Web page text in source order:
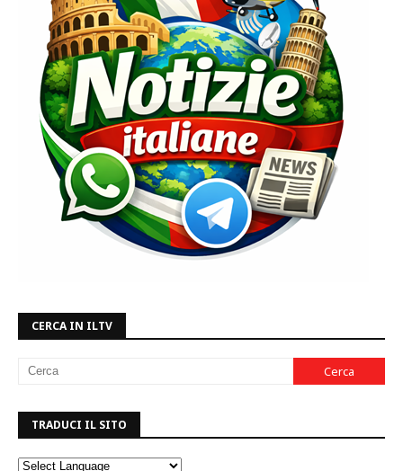
CERCA IN ILTV
TRADUCI IL SITO